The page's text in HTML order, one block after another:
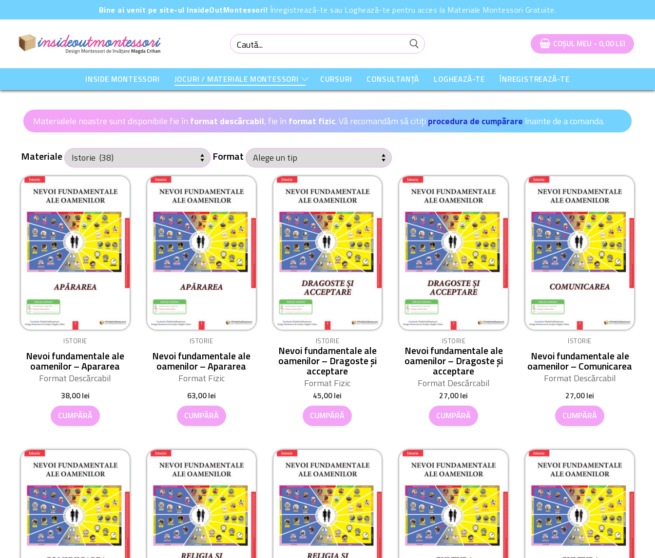
la
conținut
Bine ai venit pe site-ul InsideOutMontessori! Înregistrează-te sau Loghează-te pentru acces la Materiale Montessori Gratuite.
Caută
după:
COȘUL MEU - 0,00LEI
INSIDE MONTESSORI JOCURI / MATERIALE MONTESSORI CURSURI CONSULTANȚĂ LOGHEAZĂ-TE ÎNREGISTREAZĂ-TE
Materialele noastre sunt disponibile fie în format descărcabil, fie în format fizic. Vă recomandăm să citiți procedura de cumpărareînainte de a comanda.
Materiale Format
ISTORIE
Nevoi fundamentale ale
oamenilor – Apararea
Format Descărcabil
38,00lei
CUMPĂRĂ
ISTORIE
Nevoi fundamentale ale
oamenilor – Apararea
Format Fizic
63,00lei
CUMPĂRĂ
ISTORIE
Nevoi fundamentale ale
oamenilor – Dragoste și
acceptare
Format Fizic
45,00lei
CUMPĂRĂ
ISTORIE
Nevoi fundamentale ale
oamenilor – Dragoste și
acceptare
Format Descărcabil
27,00lei
CUMPĂRĂ
ISTORIE
Nevoi fundamentale ale
oamenilor – Comunicarea
Format Descărcabil
27,00lei
CUMPĂRĂ